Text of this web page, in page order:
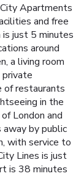
Apartments
and free
just 5 minutes
around
a living room
of restaurants
in the
London and
by public
with service to
Lines is just
is 38 minutes